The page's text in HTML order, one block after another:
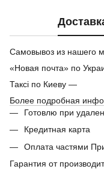
Самовывоз из нашего
«Новая почта» по
Таксі по Киеву —
Более подробная
Готовлю при
Кредитная карта
Оплата частями
Гарантия от